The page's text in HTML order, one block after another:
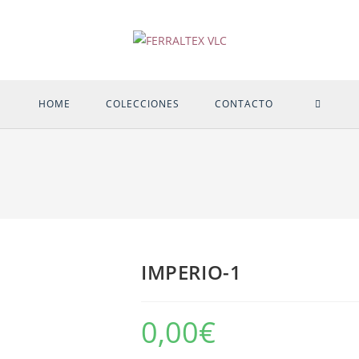
HOME COLECCIONES CONTACTO
IMPERIO-1
0,00€